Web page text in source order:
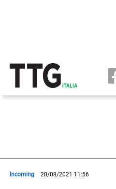
Incoming 20/08/2021 11:56